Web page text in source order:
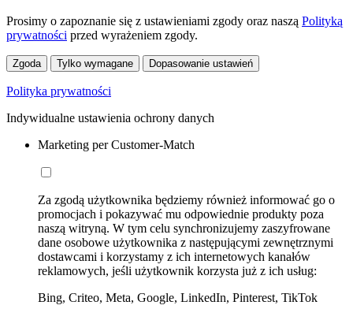
Prosimy o zapoznanie się z ustawieniami zgody oraz naszą Polityką
prywatności przed wyrażeniem zgody.
Zgoda Tylko wymagane Dopasowanie ustawień
Polityka prywatności
Indywidualne ustawienia ochrony danych
Marketing per Customer-Match
Za zgodą użytkownika będziemy również informować go o
promocjach i pokazywać mu odpowiednie produkty poza
naszą witryną. W tym celu synchronizujemy zaszyfrowane
dane osobowe użytkownika z następującymi zewnętrznymi
dostawcami i korzystamy z ich internetowych kanałów
reklamowych, jeśli użytkownik korzysta już z ich usług:
Bing, Criteo, Meta, Google, LinkedIn, Pinterest, TikTok